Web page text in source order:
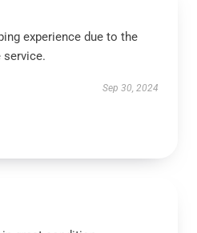
experience due to the
service.
Sep 30, 2024